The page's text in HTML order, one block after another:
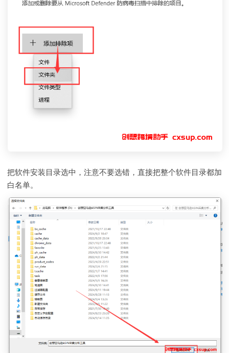
把软件安装目录选中，注意不要选错，直接把整个软件目录都加
白名单。